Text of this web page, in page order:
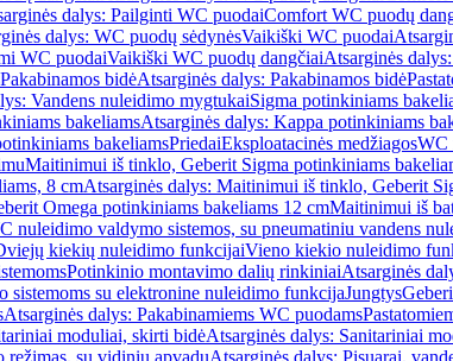
dalys: Pailginti WC puodaiComfort WC puodų
dalys: WC puodų sėdynėsVaikiški WC puodai
WC puodaiVaikiški WC puodų dangčiaiAtsarginės
Pakabinamos bidėAtsarginės dalys: Pakabinamos bidė
Vandens nuleidimo mygtukaiSigma potinkiniams
bakeliamsAtsarginės dalys: Kappa potinkiniams
bakeliamsPriedaiEksploatacinės medžiagosWC
Maitinimui iš tinklo, Geberit Sigma potinkiniams
8 cmAtsarginės dalys: Maitinimui iš tinklo, Geberit
Omega potinkiniams bakeliams 12 cmMaitinimui iš
nuleidimo valdymo sistemos, su pneumatiniu vandens
kiekių nuleidimo funkcijaiVieno kiekio nuleidimo
Potinkinio montavimo dalių rinkiniaiAtsarginės
su elektronine nuleidimo funkcijaJungtys
Atsarginės dalys: Pakabinamiems WC puodams
moduliai, skirti bidėAtsarginės dalys: Sanitariniai
režimas, su vidiniu apvaduAtsarginės dalys: Pisuarai,